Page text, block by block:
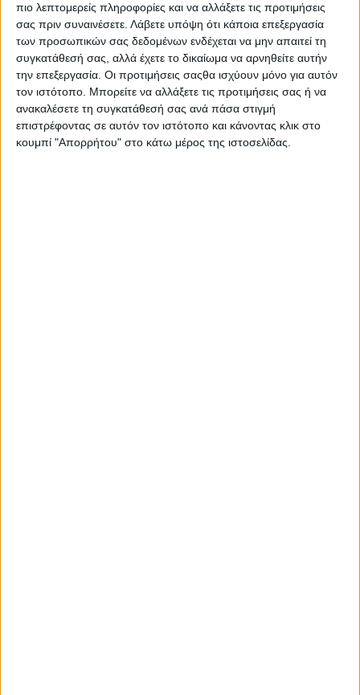
πιο λεπτομερείς πληροφορίες και να αλλάξετε τις προτιμήσεις
σας πριν συναινέσετε. Λάβετε υπόψη ότι κάποια επεξεργασία
των προσωπικών σας δεδομένων ενδέχεται να μην απαιτεί τη
συγκατάθεσή σας, αλλά έχετε το δικαίωμα να αρνηθείτε αυτήν
την επεξεργασία. Οι προτιμήσεις σαςθα ισχύουν μόνο για αυτόν
τον ιστότοπο. Μπορείτε να αλλάξετε τις προτιμήσεις σας ή να
ανακαλέσετε τη συγκατάθεσή σας ανά πάσα στιγμή
επιστρέφοντας σε αυτόν τον ιστότοπο και κάνοντας κλικ στο
κουμπί "Απορρήτου" στο κάτω μέρος της ιστοσελίδας.
τους πείσει πώς παίρνεις μια φυσιολογική ανάσα.
Αύριο Παρασκευή οι ομίχλες θα είναι τοπικά
περιορισμένες το πρωί, αλλά στο συλλογικό
κεφάλι της κοινωνίας η ορατότητα παραμένει
μηδενική.